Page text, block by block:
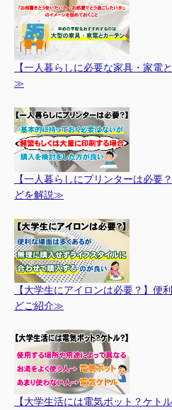
【一人暮らしに必要な家具・家電
≫
【一人暮らしにプリンターは必要
どを解説≫
【大学生にアイロンは必要？】便
どご紹介≫
【大学生活には電気ポット？ケト